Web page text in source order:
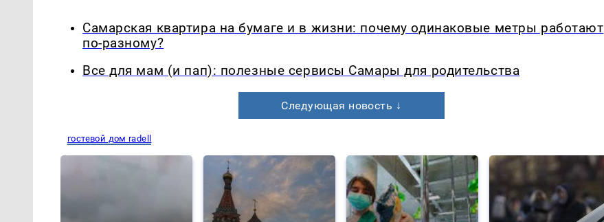
Самарская квартира на бумаге и в жизни: почему одинаковые метры работают
по-разному?
Все для мам (и пап): полезные сервисы Самары для родительства
Следующая новость ↓
гостевой дом radell